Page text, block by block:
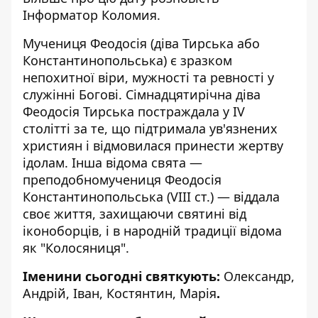
Інформатор Коломия.
Мучениця Феодосія (діва Тирська або
Константинопольська) є зразком
непохитної віри, мужності та ревності у
служінні Богові. Сімнадцятирічна діва
Феодосія Тирська постраждала у IV
столітті за те, що підтримала ув'язнених
християн і відмовилася принести жертву
ідолам. Інша відома свята —
преподобномучениця Феодосія
Константинопольська (VIII ст.) — віддала
своє життя, захищаючи святині від
іконоборців, і в народній традиції відома
як "Колосяниця".
Іменини сьогодні святкують: Олександр,
Андрій, Іван, Костянтин, Марія.